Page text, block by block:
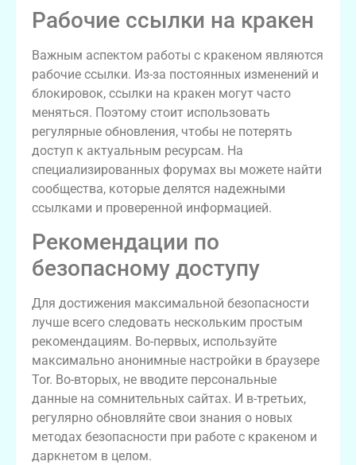
Рабочие ссылки на кракен
Важным аспектом работы с кракеном являются
рабочие ссылки. Из-за постоянных изменений и
блокировок, ссылки на кракен могут часто
меняться. Поэтому стоит использовать
регулярные обновления, чтобы не потерять
доступ к актуальным ресурсам. На
специализированных форумах вы можете найти
сообщества, которые делятся надежными
ссылками и проверенной информацией.
Рекомендации по
безопасному доступу
Для достижения максимальной безопасности
лучше всего следовать нескольким простым
рекомендациям. Во-первых, используйте
максимально анонимные настройки в браузере
Tor. Во-вторых, не вводите персональные
данные на сомнительных сайтах. И в-третьих,
регулярно обновляйте свои знания о новых
методах безопасности при работе с кракеном и
даркнетом в целом.